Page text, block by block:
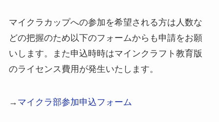
マイクラカップへの参加を希望される方は人数な
どの把握のため以下のフォームからも申請をお願
いします。また申込時時はマインクラフト教育版
のライセンス費用が発生いたします。
→ マイクラ部参加申込フォーム